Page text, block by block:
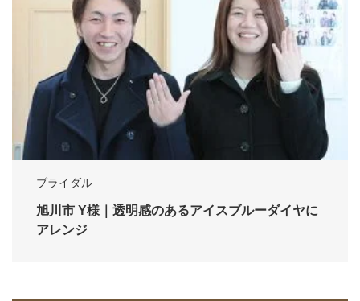
ブライダル
旭川市 Y様｜透明感のあるアイスブルーダイヤに
アレンジ